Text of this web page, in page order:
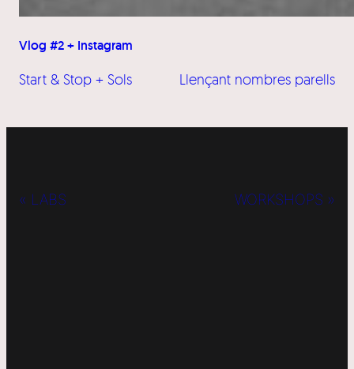
Vlog #2 + Instagram
Start & Stop + Sols Llençant nombres parells
« LABS WORKSHOPS »